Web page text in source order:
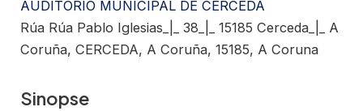
AUDITORIO MUNICIPAL DE CERCEDA
Rúa Rúa Pablo Iglesias_|_ 38_|_ 15185 Cerceda_|_ A
Coruña, CERCEDA, A Coruña, 15185, A Coruna
Sinopse